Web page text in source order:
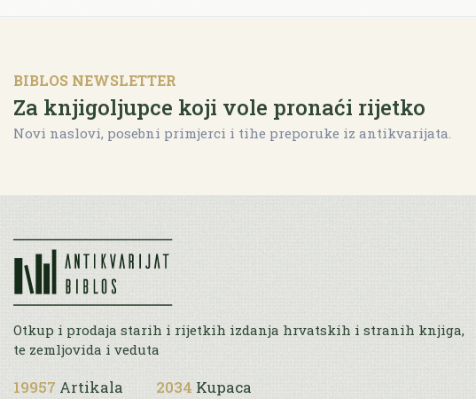
BIBLOS NEWSLETTER
Za knjigoljupce koji vole pronaći rijetko
Novi naslovi, posebni primjerci i tihe preporuke iz antikvarijata.
Otkup i prodaja starih i rijetkih izdanja hrvatskih i stranih knjiga,
te zemljovida i veduta
19957 Artikala 2034 Kupaca